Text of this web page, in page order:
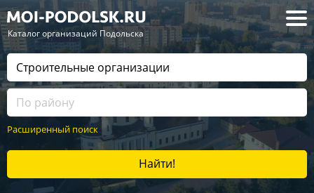
— Каталог организаций Подольска
Расширенный поиск
Найти!